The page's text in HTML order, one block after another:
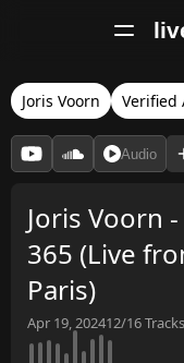
Joris Voorn Verified
Audio
Joris Voorn
365 (Live
Paris)
Apr 19, 202412/16Tracks